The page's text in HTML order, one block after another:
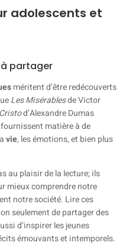
adolescents et
partager
méritent d’être redécouverts
Les Misérablesde Victor
d’Alexandre Dumas
matière à de
vie, les émotions, et bien plus
au plaisir de la lecture; ils
mieux comprendre notre
notre société. Lire ces
seulement de partager des
d’inspirer les jeunes
émouvants et intemporels.